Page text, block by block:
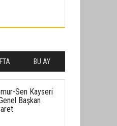
BU AY
Sen Kayseri
Başkan